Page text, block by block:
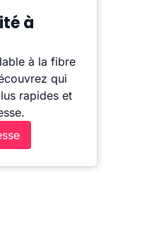
à
à la fibre
qui
rapides et